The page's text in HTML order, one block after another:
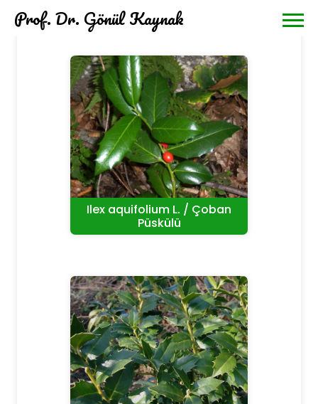
Prof. Dr. Gönül Kaynak
Ilex aquifolium L. / Çoban
Püskülü